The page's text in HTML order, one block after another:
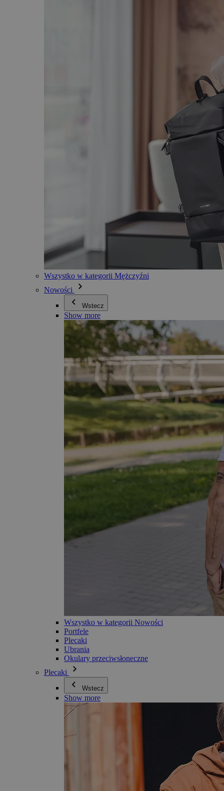
Wszystko w kategorii Mężczyźni
Nowości
Wstecz
Show more
Wszystko w kategorii Nowości
Portfele
Plecaki
Ubrania
Okulary przeciwsłoneczne
Plecaki
Wstecz
Show more